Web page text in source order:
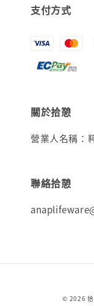
支付方式
關於拾憩
營業人名稱：
聯絡拾憩
© 2026